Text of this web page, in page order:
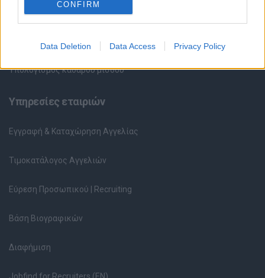
CONFIRM
Data Deletion Data Access Privacy Policy
Περιγραφές Θέσεων Εργασίας
Ερωτήσεις συνεντεύξεων
Υπολογισμός καθαρού μισθού
Υπηρεσίες εταιριών
Εγγραφή & Καταχώρηση Αγγελίας
Τιμοκατάλογος Αγγελιών
Εύρεση Προσωπικού | Recruiting
Βάση Βιογραφικών
Διαφήμιση